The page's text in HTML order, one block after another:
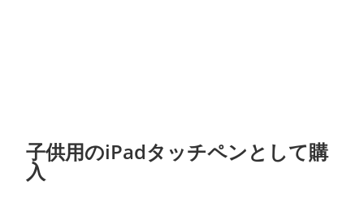
子供用のiPadタッチペンとして購
入